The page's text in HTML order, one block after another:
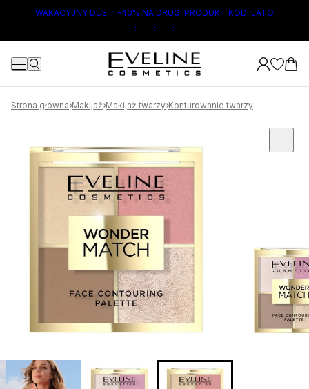
TREŚCI
WAKACYJNY DUET: -40% NA DRUGI PRODUKT KOD: LATO
:
: :
Strona główna Makijaż Makijaż twarzy Konturowanie twarzy